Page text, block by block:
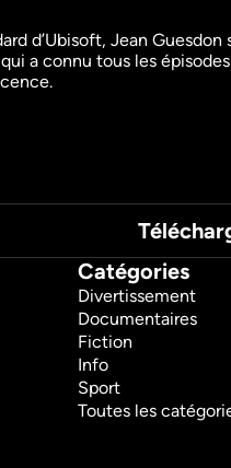
Bigdil
Jeux
d’Ubisoft, Jean Guesdon
a connu tous les
Catégories
Divertissement
Documentaires
Fiction
Info
Sport
Toutes les